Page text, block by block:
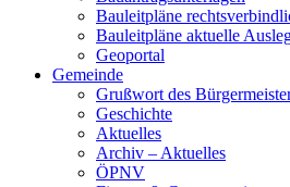
Bauleitpläne
Bauleitpläne aktuelle
Geoportal
Gemeinde
Grußwort des
Geschichte
Aktuelles
Archiv – Aktuelles
ÖPNV